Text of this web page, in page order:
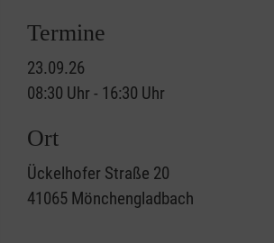
Termine
23.09.26
08:30 Uhr - 16:30 Uhr
Ort
Ückelhofer Straße 20
41065 Mönchengladbach